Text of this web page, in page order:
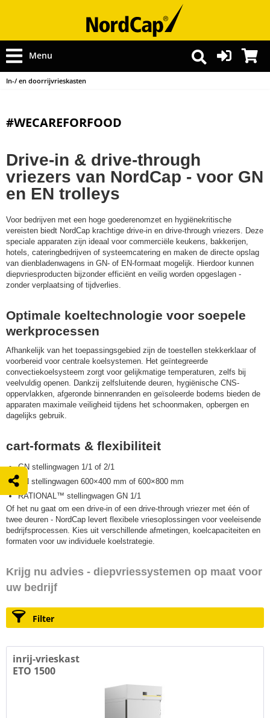
Menu
In-/ en doorrijvrieskasten
#WECAREFORFOOD
Drive-in & drive-through
vriezers van NordCap - voor GN
en EN trolleys
Voor bedrijven met een hoge goederenomzet en hygiënekritische
vereisten biedt NordCap krachtige drive-in en drive-through vriezers. Deze
speciale apparaten zijn ideaal voor commerciële keukens, bakkerijen,
hotels, cateringbedrijven of systeemcatering en maken de directe opslag
van dienbladenwagens in GN- of EN-formaat mogelijk. Hierdoor kunnen
diepvriesproducten bijzonder efficiënt en veilig worden opgeslagen -
zonder verplaatsing of tijdverlies.
Optimale koeltechnologie voor soepele
werkprocessen
Afhankelijk van het toepassingsgebied zijn de toestellen stekkerklaar of
voorbereid voor centrale koelsystemen. Het geïntegreerde
convectiekoelsysteem zorgt voor gelijkmatige temperaturen, zelfs bij
veelvuldig openen. Dankzij zelfsluitende deuren, hygiënische CNS-
oppervlakken, afgeronde binnenranden en geïsoleerde bodems bieden de
apparaten maximale veiligheid tijdens het schoonmaken, opbergen en
dagelijks gebruik.
cart-formats & flexibiliteit
GN stellingwagen 1/1 of 2/1
EN stellingwagen 600×400 mm of 600×800 mm
RATIONAL™ stellingwagen GN 1/1
Of het nu gaat om een drive-in of een drive-through vriezer met één of
twee deuren - NordCap levert flexibele vriesoplossingen voor veeleisende
bedrijfsprocessen. Kies uit verschillende afmetingen, koelcapaciteiten en
formaten voor uw individuele koelstrategie.
Krijg nu advies - diepvriessystemen op maat voor
uw bedrijf
Filter
inrij-vrieskast
ETO 1500